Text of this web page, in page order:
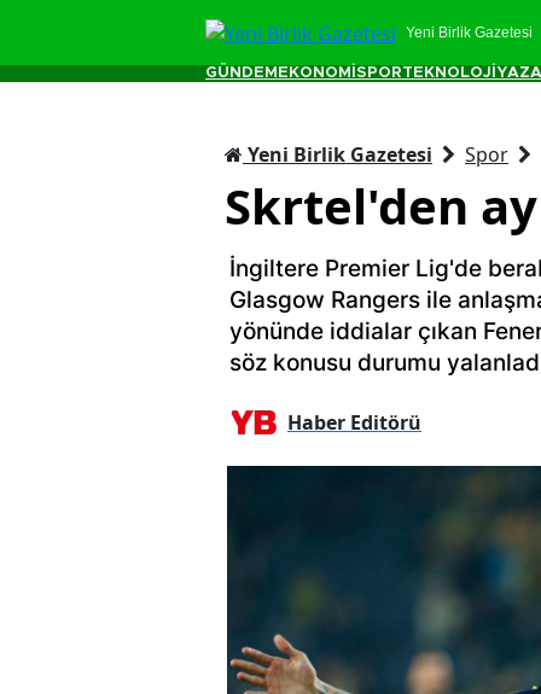
Yeni Birlik Gazetesi
GÜNDEM EKONOMİ SPORTEKNOLOJİ
Yeni Birlik Gazetesi Spor
Skrtel'den
İngiltere Premier Lig'de
Glasgow Rangers ile
yönünde iddialar çıkan
söz konusu durumu
Haber Editörü